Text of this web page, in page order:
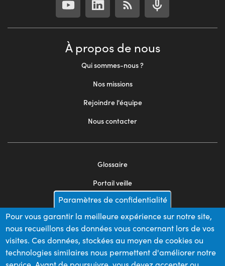
À propos de nous
Qui sommes-nous ?
Nos missions
Rejoindre l'équipe
Nous contacter
2
Glossaire
Portail veille
Mentions légales
Appels d'offres
Plan du site
Paramètres de confidentialité
Pour vous garantir la meilleure expérience sur notre site,
nous recueillons des données vous concernant lors de vos
visites. Ces données, stockées au moyen de cookies ou
technologies similaires nous permettent d'améliorer notre